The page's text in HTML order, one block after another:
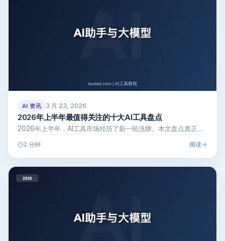
AI 资讯 3 月 23, 2026
2026年上半年最值得关注的十大AI工具盘点
2026年上半年，AI工具市场经历了新一轮洗牌。本文盘点真正…
2 分钟 阅读